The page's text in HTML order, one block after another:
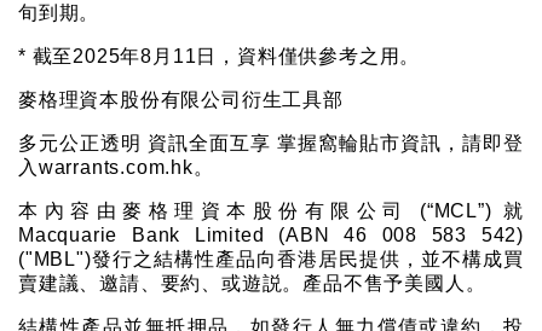
旬到期。
* 截至2025年8月11日，資料僅供參考之用。
麥格理資本股份有限公司衍生工具部
多元公正透明 資訊全面互享 掌握窩輪貼市資訊，請即登
入warrants.com.hk。
本內容由麥格理資本股份有限公司 (“MCL”) 就
Macquarie Bank Limited (ABN 46 008 583 542)
("MBL")發行之結構性產品向香港居民提供，並不構成買
賣建議、邀請、要約、或遊説。產品不售予美國人。
結構性產品並無抵押品，如發行人無力償債或違約，投